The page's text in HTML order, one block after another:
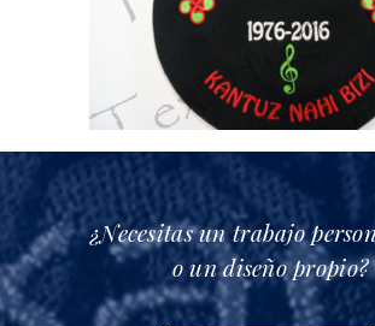
¿Necesitas un trabajo
o un diseño propio?